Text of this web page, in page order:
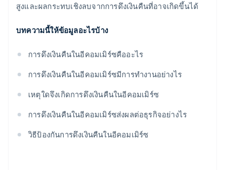
สูงและผลกระทบเชิงลบจากการดึงเงินคืนที่อาจเกิดขึ้นได้
บทความนี้ให้ข้อมูลอะไรบ้าง
การดึงเงินคืนในอีคอมเมิร์ซคืออะไร
การดึงเงินคืนในอีคอมเมิร์ซมีการทํางานอย่างไร
เหตุใดจึงเกิดการดึงเงินคืนในอีคอมเมิร์ซ
การดึงเงินคืนในอีคอมเมิร์ซส่งผลต่อธุรกิจอย่างไร
วิธีป้องกันการดึงเงินคืนในอีคอมเมิร์ซ